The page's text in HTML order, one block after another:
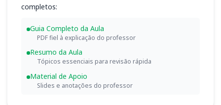
completos:
Guia Completo da Aula
PDF fiel à explicação do professor
Resumo da Aula
Tópicos essenciais para revisão rápida
Material de Apoio
Slides e anotações do professor